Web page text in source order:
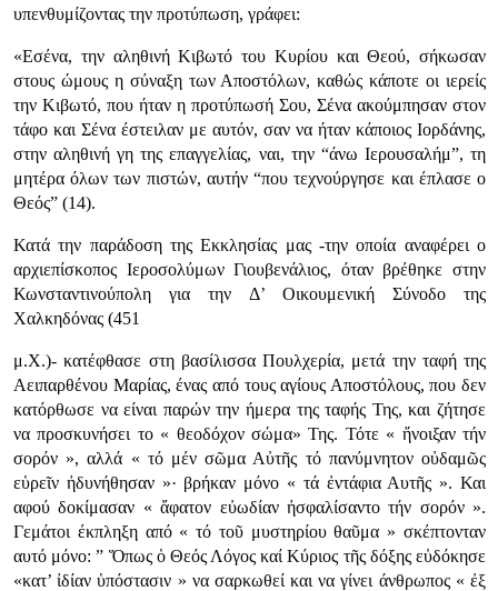
υπενθυμίζοντας την προτύπωση, γράφει:
«Εσένα, την αληθινή Κιβωτό του Κυρίου και Θεού, σήκωσαν
στους ώμους η σύναξη των Αποστόλων, καθώς κάποτε οι ιερείς
την Κιβωτό, που ήταν η προτύπωσή Σου, Σένα ακούμπησαν στον
τάφο και Σένα έστειλαν με αυτόν, σαν να ήταν κάποιος Ιορδάνης,
στην αληθινή γη της επαγγελίας, ναι, την “άνω Ιερουσαλήμ”, τη
μητέρα όλων των πιστών, αυτήν “που τεχνούργησε και έπλασε ο
Θεός” (14).
Κατά την παράδοση της Εκκλησίας μας -την οποία αναφέρει ο
αρχιεπίσκοπος Ιεροσολύμων Γιουβενάλιος, όταν βρέθηκε στην
Κωνσταντινούπολη για την Δ’ Οικουμενική Σύνοδο της
Χαλκηδόνας (451
μ.Χ.)- κατέφθασε στη βασίλισσα Πουλχερία, μετά την ταφή της
Αειπαρθένου Μαρίας, ένας από τους αγίους Αποστόλους, που δεν
κατόρθωσε να είναι παρών την ήμερα της ταφής Της, και ζήτησε
να προσκυνήσει το « θεοδόχον σώμα» Της. Τότε « ἤνοιξαν τήν
σορόν », αλλά « τό μέν σῶμα Αὐτῆς τό πανύμνητον οὐδαμῶς
εὑρεῖν ἠδυνήθησαν »· βρήκαν μόνο « τά ἐντάφια Αυτῆς ». Και
αφού δοκίμασαν « ἄφατον εὐωδίαν ἠσφαλίσαντο τήν σορόν ».
Γεμάτοι έκπληξη από « τό τοῦ μυστηρίου θαῦμα » σκέπτονταν
αυτό μόνο: ” Ὅπως ὁ Θεός Λόγος καί Κύριος τῆς δόξης εὐδόκησε
«κατ’ ἰδίαν ὑπόστασιν » να σαρκωθεί και να γίνει άνθρωπος « ἐξ